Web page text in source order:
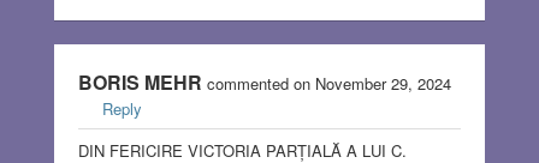
BORIS MEHR commented on November 29, 2024
Reply
DIN FERICIRE VICTORIA PARȚIALĂ A LUI C.